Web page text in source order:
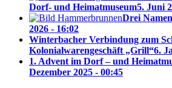
Dorf- und Heimatmuseum5. Juni
Drei
2026 - 16:02
Winterbacher Verbindung zum
Kolonialwarengeschäft „Grill“6.
1. Advent im Dorf – und
Dezember 2025 - 00:45